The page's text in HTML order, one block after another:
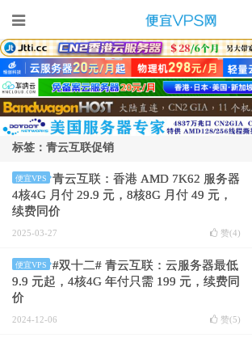
标签：青云互联促销
便宜VPS
青云互联：香港 AMD 7K62 服务器
4核4G 月付 29.9 元，8核8G 月付 49 元，
续费同价
2025-03-27 赞(4)
便宜VPS
#双十二# 青云互联：云服务器最低
9.9 元起，4核4G 年付只需 199 元，续费同
价
2024-12-06 赞(5)